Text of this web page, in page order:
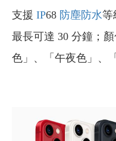
支援 IP68 防塵防水等
最長可達 30 分鐘；
色」、「午夜色」、